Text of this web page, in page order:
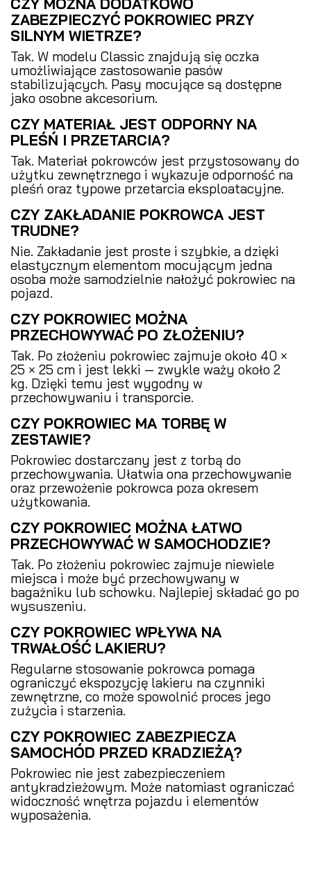
CZY MOŻNA DODATKOWO
ZABEZPIECZYĆ POKROWIEC PRZY
SILNYM WIETRZE?
Tak. W modelu Classic znajdują się oczka
umożliwiające zastosowanie pasów
stabilizujących. Pasy mocujące są dostępne
jako osobne akcesorium.
CZY MATERIAŁ JEST ODPORNY NA
PLEŚŃ I PRZETARCIA?
Tak. Materiał pokrowców jest przystosowany do
użytku zewnętrznego i wykazuje odporność na
pleśń oraz typowe przetarcia eksploatacyjne.
CZY ZAKŁADANIE POKROWCA JEST
TRUDNE?
Nie. Zakładanie jest proste i szybkie, a dzięki
elastycznym elementom mocującym jedna
osoba może samodzielnie nałożyć pokrowiec na
pojazd.
CZY POKROWIEC MOŻNA
PRZECHOWYWAĆ PO ZŁOŻENIU?
Tak. Po złożeniu pokrowiec zajmuje około 40 ×
25 × 25 cm i jest lekki — zwykle waży około 2
kg. Dzięki temu jest wygodny w
przechowywaniu i transporcie.
CZY POKROWIEC MA TORBĘ W
ZESTAWIE?
Pokrowiec dostarczany jest z torbą do
przechowywania. Ułatwia ona przechowywanie
oraz przewożenie pokrowca poza okresem
użytkowania.
CZY POKROWIEC MOŻNA ŁATWO
PRZECHOWYWAĆ W SAMOCHODZIE?
Tak. Po złożeniu pokrowiec zajmuje niewiele
miejsca i może być przechowywany w
bagażniku lub schowku. Najlepiej składać go po
wysuszeniu.
CZY POKROWIEC WPŁYWA NA
TRWAŁOŚĆ LAKIERU?
Regularne stosowanie pokrowca pomaga
ograniczyć ekspozycję lakieru na czynniki
zewnętrzne, co może spowolnić proces jego
zużycia i starzenia.
CZY POKROWIEC ZABEZPIECZA
SAMOCHÓD PRZED KRADZIEŻĄ?
Pokrowiec nie jest zabezpieczeniem
antykradzieżowym. Może natomiast ograniczać
widoczność wnętrza pojazdu i elementów
wyposażenia.